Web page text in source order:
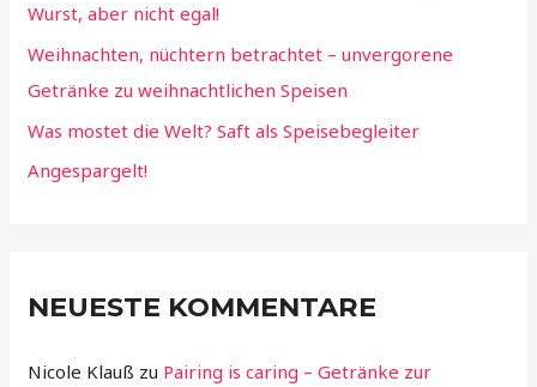
c
h
:
Wurst, aber nicht egal!
Weihnachten, nüchtern betrachtet – unvergorene
Getränke zu weihnachtlichen Speisen
Was mostet die Welt? Saft als Speisebegleiter
Angespargelt!
NEUESTE KOMMENTARE
Nicole Klauß zu Pairing is caring – Getränke zur